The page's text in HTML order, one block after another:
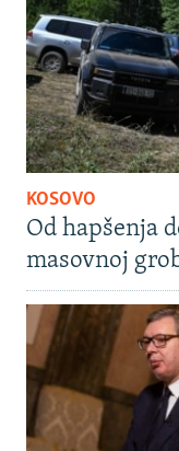
KOSOVO
Od hapšenja
masovnoj